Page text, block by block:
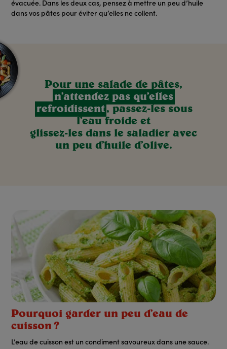
évacuée. Dans les deux cas, pensez à mettre un peu d’huile
dans vos pâtes pour éviter qu’elles ne collent.
Pour une salade de pâtes,
n’attendez pas qu’elles
refroidissent, passez-les sous
l’eau froide et
glissez-les dans le saladier avec
un peu d’huile d’olive.
Pourquoi garder un peu d’eau de
cuisson ?
L’eau de cuisson est un condiment savoureux dans une sauce.